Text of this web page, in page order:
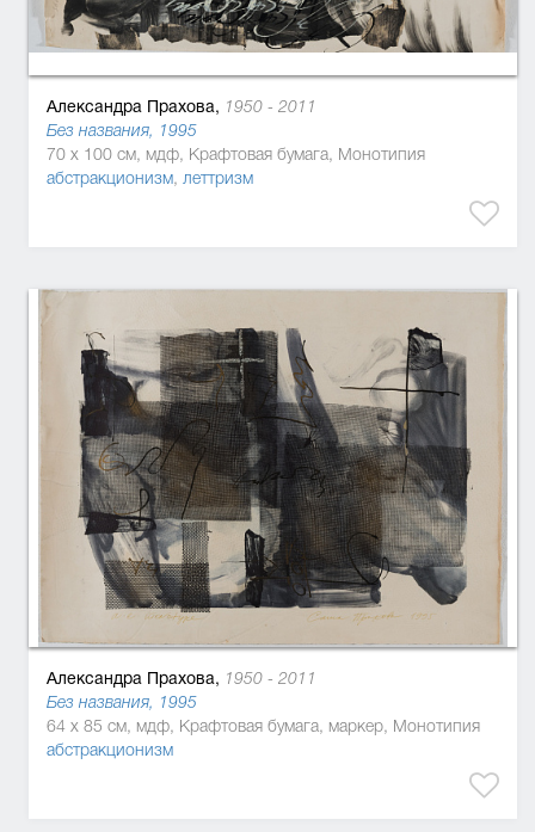
Александра Прахова, 1950 - 2011
Без названия, 1995
70 x 100 см, мдф, Крафтовая бумага, Монотипия
абстракционизм, леттризм
Александра Прахова, 1950 - 2011
Без названия, 1995
64 x 85 см, мдф, Крафтовая бумага, маркер, Монотипия
абстракционизм